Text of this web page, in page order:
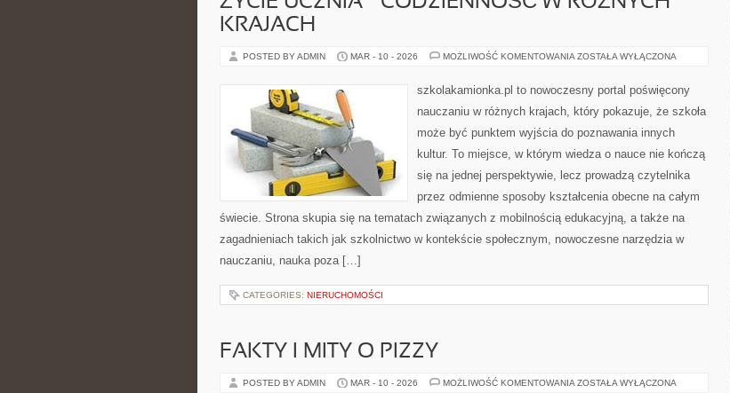
KRAJACH
POSTED BY ADMIN MAR - 10 - 2026 MOŻLIWOŚĆ KOMENTOWANIA ŻYCIE
CODZIENNOŚĆ
W
KRAJACH
ZOSTAŁA WYŁĄCZONA
szkolakamionka.pl to nowoczesny portal poświęcony
nauczaniu w różnych krajach, który pokazuje, że szkoła
może być punktem wyjścia do poznawania innych
kultur. To miejsce, w którym wiedza o nauce nie kończą
się na jednej perspektywie, lecz prowadzą czytelnika
przez odmienne sposoby kształcenia obecne na całym
świecie. Strona skupia się na tematach związanych z mobilnością edukacyjną, a także na
zagadnieniach takich jak szkolnictwo w kontekście społecznym, nowoczesne narzędzia w
nauczaniu, nauka poza […]
CATEGORIES: NIERUCHOMOŚCI
FAKTY I MITY O PIZZY
POSTED BY ADMIN MAR - 10 - 2026 MOŻLIWOŚĆ KOMENTOWANIA FAKTY
ZOSTAŁA WYŁĄCZONA